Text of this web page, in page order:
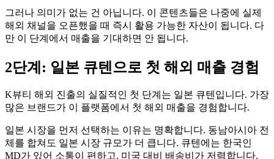
그러나 의미가 없는 건 아닙니다. 이 콘텐츠들은 나중에 실제
해외 채널을 오픈했을 때 즉시 활용 가능한 자산이 됩니다. 다
만 이 단계에서 매출을 기대하면 안 됩니다.
2단계: 일본 큐텐으로 첫 해외 매출 경험
K뷰티 해외 진출의 실질적인 첫 단계는 일본 큐텐입니다. 가장
많은 브랜드가 이 플랫폼에서 첫 해외 매출을 경험합니다.
일본 시장을 먼저 선택하는 이유는 명확합니다. 동남아시아 전
체를 합쳐도 일본 시장 규모가 더 큽니다. 큐텐에는 한국인
MD가 있어 소통이 편하고, 미국 대비 배송비가 저렴합니다.